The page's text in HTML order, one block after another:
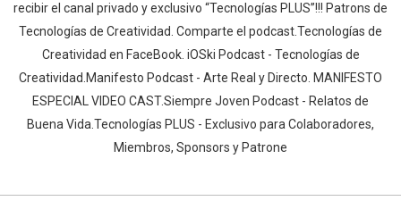
recibir el canal privado y exclusivo “Tecnologías PLUS”!!! Patrons de
Tecnologías de Creatividad. Comparte el podcast.Tecnologías de
Creatividad en FaceBook. iOSki Podcast - Tecnologías de
Creatividad.Manifesto Podcast - Arte Real y Directo. MANIFESTO
ESPECIAL VIDEO CAST.Siempre Joven Podcast - Relatos de
Buena Vida.Tecnologías PLUS - Exclusivo para Colaboradores,
Miembros, Sponsors y Patrone